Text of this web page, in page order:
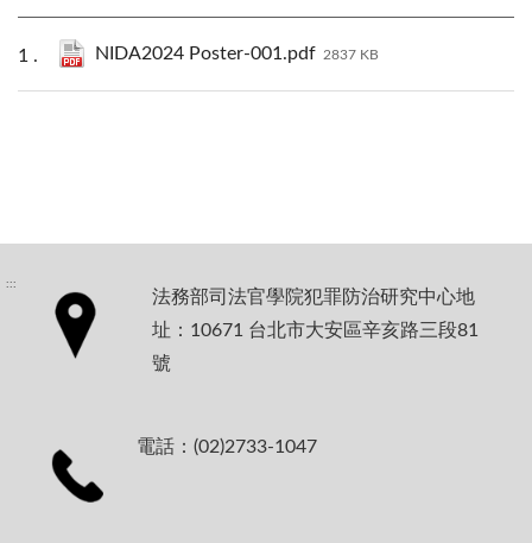
NIDA2024 Poster-001.pdf 2837 KB
:::
法務部司法官學院犯罪防治研究中心地
址：10671 台北市大安區辛亥路三段81
號
電話：(02)2733-1047